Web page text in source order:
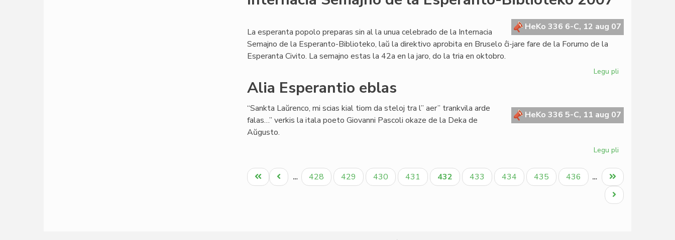
literatura
Nobel
HeKo 336 6-C, 12 aug 07
La esperanta popolo preparas sin al la unua celebrado de la Internacia
Semajno de la Esperanto-Biblioteko, laŭ la direktivo aprobita en Bruselo ĉi-jare fare de la Forumo de la
Esperanta Civito. La semajno estas la 42a en la jaro, do la tria en oktobro.
Legu pli
la
Esperanto-
Alia Esperantio eblas
HeKo 336 5-C, 11 aug 07
“Sankta Laŭrenco, mi scias kial tiom da steloj tra l” aer” trankvila arde
falas…” verkis la itala poeto Giovanni Pascoli okaze de la Deka de
Aŭgusto.
Legu pli
Esperantio
eblas
Pagination
Unua
paĝo
Antaŭa
paĝo
… Paĝo
428 Paĝo
429 Paĝo
430 Paĝo
431
Aktuala
paĝo
432 Paĝo
433 Paĝo
434 Paĝo
435 Paĝo
436 …
Last
page
Next
page